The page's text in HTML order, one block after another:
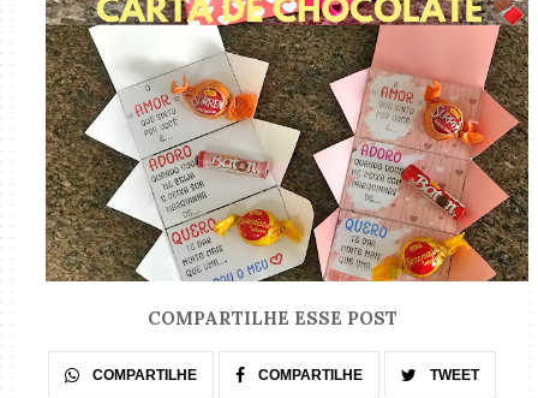
COMPARTILHE ESSE POST
COMPARTILHE COMPARTILHE TWEET